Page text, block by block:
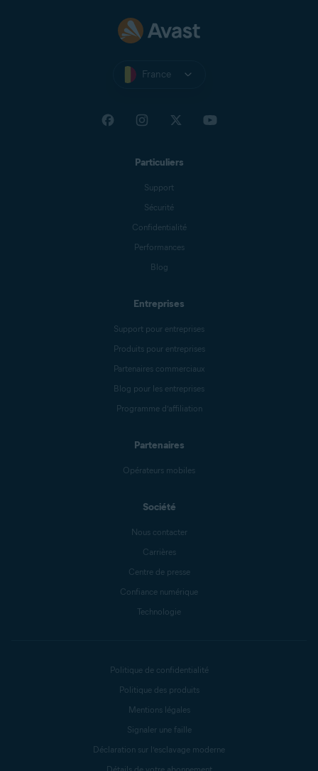
France
Particuliers
Support
Sécurité
Confidentialité
Performances
Blog
Entreprises
Support pour entreprises
Produits pour entreprises
Partenaires commerciaux
Blog pour les entreprises
Programme d’affiliation
Partenaires
Opérateurs mobiles
Société
Nous contacter
Carrières
Centre de presse
Confiance numérique
Technologie
Politique de confidentialité
Politique des produits
Mentions légales
Signaler une faille
Déclaration sur l’esclavage moderne